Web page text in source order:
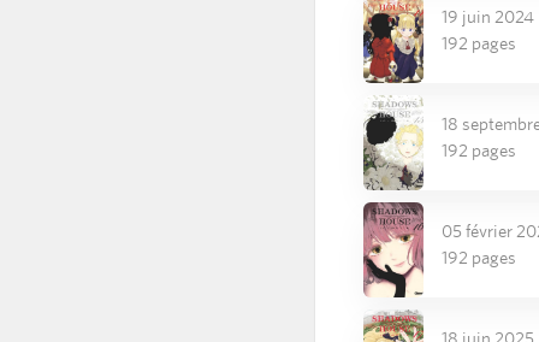
19 juin 2024
192 pages
18
192 pages
05 février
192 pages